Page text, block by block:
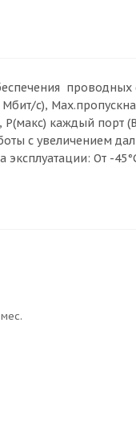
с),
каждый порт
с увеличением
От -